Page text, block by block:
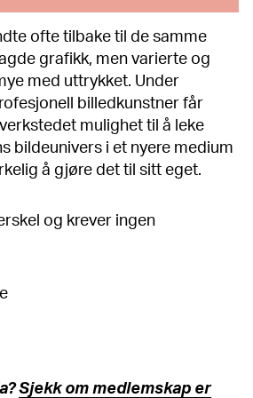
ofte tilbake til de samme
grafikk, men varierte og
med uttrykket. Under
billedkunstner får
mulighet til å leke
bildeunivers i et nyere medium
å gjøre det til sitt eget.
og krever ingen
Sjekk om medlemskap er